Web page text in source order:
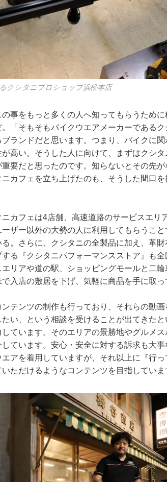
クシタニプロショップ浜松本店
事をもっと多くの人へ知ってもらうため
「そもそもバイクウエアメーカーである
ランドだと思います。つまり、バイクに
高い。そうした人に向けて、まずはクシ
要だと思ったのです。知らないとその先
カフェを立ち上げたのも、そうした間口
ニカフェは4店舗、高速道路のサービスエリ
ザー以外の大勢の人に利用してもらうこ
。さらに、クシタニの全製品に加え、革
る『クシタニパフォーマンスストア』も
リアや道の駅、ショッピングモールと二
入店の敷居を下げ、気軽に商品を手に取っ
テンツの制作も行っており、それらの動
い、という相談を受けることが出てきた
ています。そのエリアの景勝地やグルメ
ています。安心・安全に対する訴求も大
アを着用していますが、それ以上に『行
ただけるようなコンテンツを目指していま